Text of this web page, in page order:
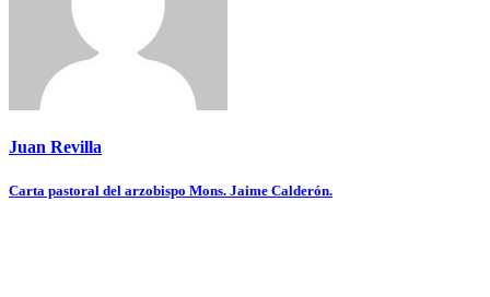
Juan Revilla
Navegación
Carta pastoral del arzobispo Mons. Jaime Calderón.